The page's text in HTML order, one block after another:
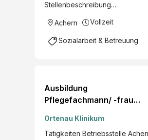
Stellenbeschreibung…
Achern Vollzeit
Sozialarbeit & Betreuung
Ausbildung
Pflegefachmann/ -frau
Ortenau Klinikum
Tätigkeiten Betriebsstelle